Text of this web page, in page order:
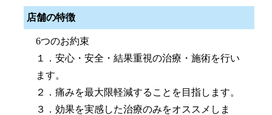
店舗の特徴
6つのお約束
１．安心・安全・結果重視の治療・施術を行い
ます。
２．痛みを最大限軽減することを目指します。
３．効果を実感した治療のみをオススメしま